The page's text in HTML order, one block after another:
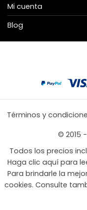
Mi cuenta
Blog
Términos y
© 2015
Todos los precios
Haga clic aquí para
Para brindarle la
cookies. Consulte